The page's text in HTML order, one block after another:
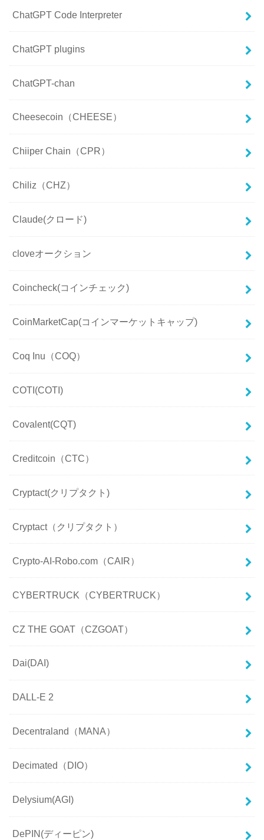
ChatGPT Code Interpreter
ChatGPT plugins
ChatGPT-chan
Cheesecoin（CHEESE）
Chiiper Chain（CPR）
Chiliz（CHZ）
Claude(クロード)
cloveオークション
Coincheck(コインチェック)
CoinMarketCap(コインマーケットキャップ)
Coq Inu（COQ）
COTI(COTI)
Covalent(CQT)
Creditcoin（CTC）
Cryptact(クリプタクト)
Cryptact（クリプタクト）
Crypto-AI-Robo.com（CAIR）
CYBERTRUCK（CYBERTRUCK）
CZ THE GOAT（CZGOAT）
Dai(DAI)
DALL-E 2
Decentraland（MANA）
Decimated（DIO）
Delysium(AGI)
DePIN(ディーピン)